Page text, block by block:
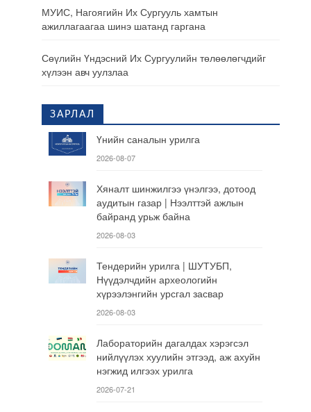
МУИС, Нагоягийн Их Сургууль хамтын
ажиллагаагаа шинэ шатанд гаргана
Сөүлийн Үндэсний Их Сургуулийн төлөөлөгчдийг
хүлээн авч уулзлаа
ЗАРЛАЛ
Үнийн саналын урилга
2026-08-07
Хяналт шинжилгээ үнэлгээ, дотоод
аудитын газар | Нээлттэй ажлын
байранд урьж байна
2026-08-03
Тендерийн урилга | ШУТУБП,
Нүүдэлчдийн археологийн
хүрээлэнгийн урсгал засвар
2026-08-03
Лабораторийн дагалдах хэрэгсэл
нийлүүлэх хуулийн этгээд, аж ахуйн
нэгжид илгээх урилга
2026-07-21